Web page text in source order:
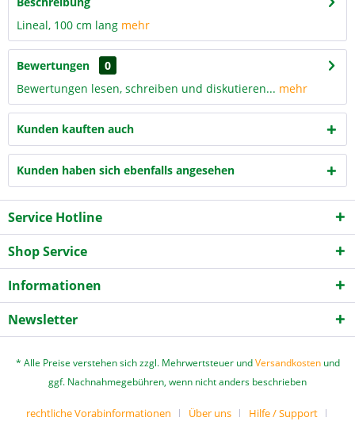
Lineal, 100 cm lang mehr
Bewertungen
0
Bewertungen lesen, schreiben und diskutieren... mehr
Kunden kauften auch
Kunden haben sich ebenfalls angesehen
Service Hotline
Shop Service
Informationen
Newsletter
* Alle Preise verstehen sich zzgl. Mehrwertsteuer undVersandkostenund
ggf. Nachnahmegebühren, wenn nicht anders beschrieben
rechtliche Vorabinformationen Über uns Hilfe / Support